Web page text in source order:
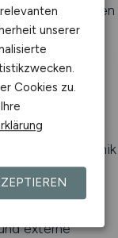
gestalten
und
Datennetzen
MSR-Technik
externe
unserer
Cookies zu.